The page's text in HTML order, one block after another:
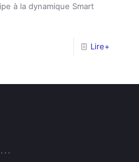
à la dynamique Smart
Lire+
...